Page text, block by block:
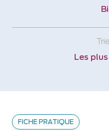
Les
FICHE PRATIQUE